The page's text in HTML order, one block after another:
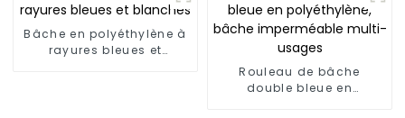
Bâche en polyéthylène à
rayures bleues et
Rouleau de bâche
double bleue en